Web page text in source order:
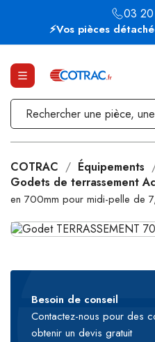
⚡Vos pièces
03
COTRAC Équipements
Godets de terrassement
en 700mm pour midi-pelle de
Besoin de conseil
Contactez-nous pour des
obtenir un devis gratuit